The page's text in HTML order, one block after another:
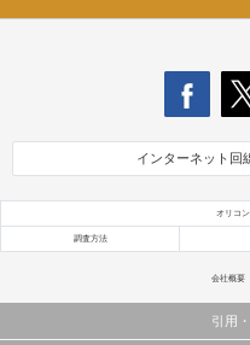
インターネット回
オリコ
調査方法
会社概要
引用